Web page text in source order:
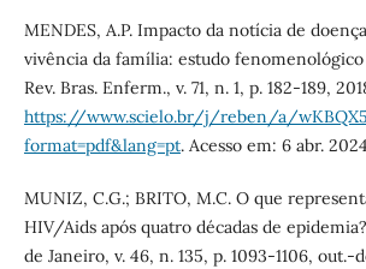
MENDES, A.P. Impacto da notícia de
vivência da família: estudo
Rev. Bras. Enferm., v. 71, n. 1, p. 182-189,
https://www.scielo.br/j/reben/a/
format=pdf&lang=pt. Acesso em: 6 abr.
MUNIZ, C.G.; BRITO, M.C. O que
HIV/Aids após quatro décadas de
de Janeiro, v. 46, n. 135, p. 1093-1106, out.-